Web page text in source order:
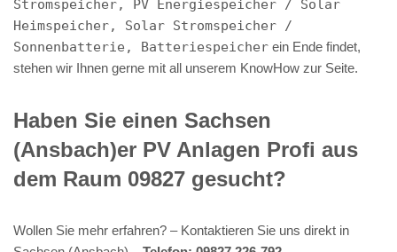
Stromspeicher, PV Energiespeicher / Solar
Heimspeicher, Solar Stromspeicher /
Sonnenbatterie, Batteriespeicher ein Ende findet,
stehen wir Ihnen gerne mit all unserem KnowHow zur Seite.
Haben Sie einen Sachsen
(Ansbach)er PV Anlagen Profi aus
dem Raum 09827 gesucht?
Wollen Sie mehr erfahren? – Kontaktieren Sie uns direkt in